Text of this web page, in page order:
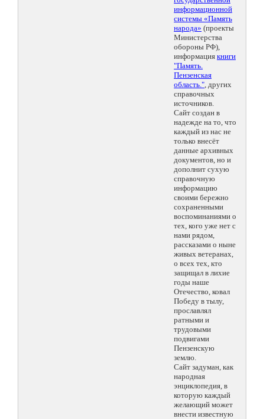
информационной
системы «Память
народа» (проекты
Министерства
обороны РФ),
информация книги
"Память.
Пензенская
область.", других
справочных
источников.
Сайт создан в
надежде на то, что
каждый из нас не
только внесёт
данные архивных
документов, но и
дополнит сухую
справочную
информацию
своими бережно
сохраненными
воспоминаниями о
тех, кого уже нет с
нами рядом,
рассказами о ныне
живых ветеранах,
о всех тех, кто
защищал в лихие
годы наше
Отечество, ковал
Победу в тылу,
прославлял
ратными и
трудовыми
подвигами
Пензенскую
землю.
Сайт задуман, как
народная
энциклопедия, в
которую каждый
желающий может
внести известную